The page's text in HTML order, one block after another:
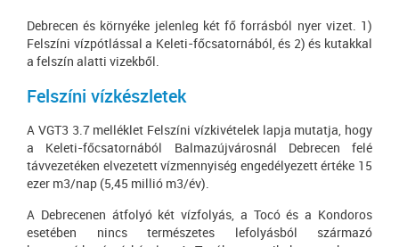
Debrecen és környéke jelenleg két fő forrásból nyer vizet. 1)
Felszíni vízpótlással a Keleti-főcsatornából, és 2) és kutakkal
a felszín alatti vizekből.
Felszíni vízkészletek
A VGT3 3.7 melléklet Felszíni vízkivételek lapja mutatja, hogy
a Keleti-főcsatornából Balmazújvárosnál Debrecen felé
távvezetéken elvezetett vízmennyiség engedélyezett értéke 15
ezer m3/nap (5,45 millió m3/év).
A Debrecenen átfolyó két vízfolyás, a Tocó és a Kondoros
esetében nincs természetes lefolyásból származó